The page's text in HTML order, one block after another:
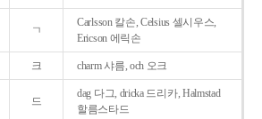
ㄱ
Carlsson 칼손, Celsius 셀시우스,
Ericson 에릭손
크 charm 샤름, och 오크
드
dag 다그, dricka 드리카, Halmstad
할름스타드